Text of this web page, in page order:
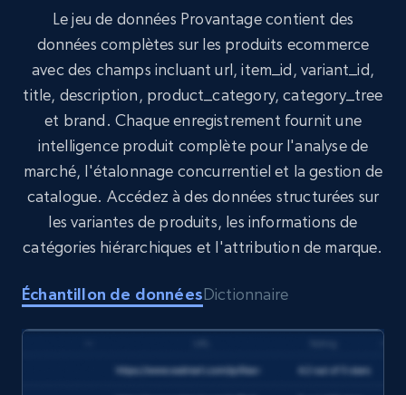
URL, Product id, Title, Product description,
Rating, Reviews count, Initial price, Discount,
and more.
eCommerce
1.3K+ 175+ Buy Now
URL, Title amazon, Seller name amazon, Brand
amazon, Currency amazon, Availability amazon,
Le jeu de données Provantage contient des
données complètes sur les produits ecommerce
avec des champs incluant url, item_id, variant_id,
title, description, product_category, category_tree
et brand. Chaque enregistrement fournit une
intelligence produit complète pour l'analyse de
marché, l'étalonnage concurrentiel et la gestion de
catalogue. Accédez à des données structurées sur
les variantes de produits, les informations de
catégories hiérarchiques et l'attribution de marque.
Échantillon de donnéesDictionnaire